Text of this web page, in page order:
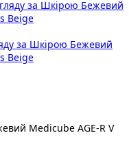
за Шкірою Бежевий
Beige
Medicube AGE-R V